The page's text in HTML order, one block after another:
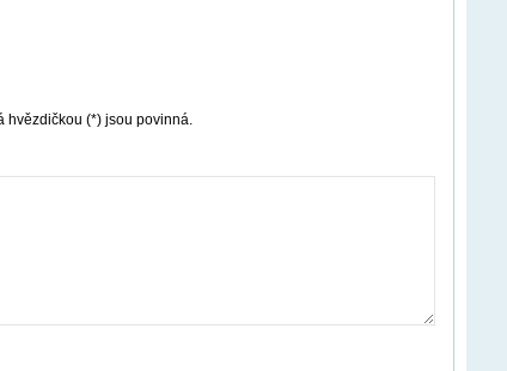
hvězdičkou (*) jsou povinná.